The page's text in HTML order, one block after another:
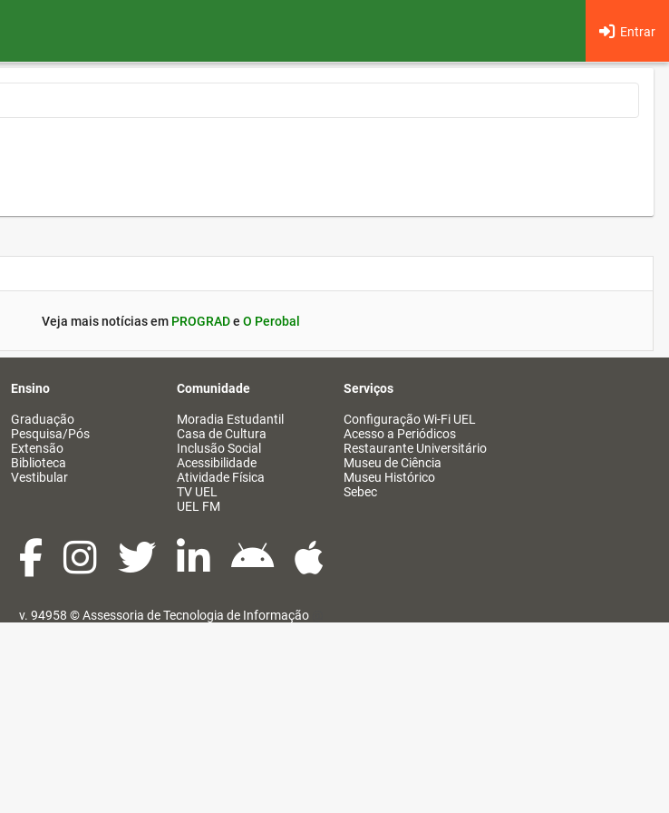
Entrar
Veja mais notícias em PROGRADe O Perobal
Ensino
Graduação
Pesquisa/Pós
Extensão
Biblioteca
Vestibular
Comunidade
Moradia Estudantil
Casa de Cultura
Inclusão Social
Acessibilidade
Atividade Física
TV UEL
UEL FM
Serviços
Configuração Wi-Fi UEL
Acesso a Periódicos
Restaurante Universitário
Museu de Ciência
Museu Histórico
Sebec
v. 94958 ©Assessoria de Tecnologia de Informação